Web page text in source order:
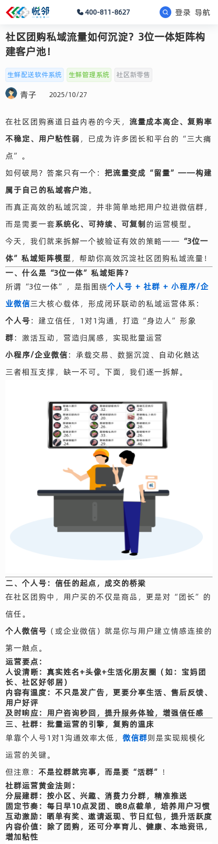
400-811-8627 登录 导航
社区团购私域流量如何沉淀？3位一体矩阵构
建客户池！
生鲜配送软件系统 生鲜管理系统 社区新零售
青子 2025/10/27
在社区团购赛道日益内卷的今天， 流量成本高企、复购率
不稳定、用户粘性弱 ，已成为许多团长和平台的“三大痛
点”。
如何破局？答案只有一个： 把流量变成“留量”——构建
属于自己的私域客户池。
而真正高效的私域沉淀，并非简单地把用户拉进微信群，
而是需要一套系统化、可持续、可复制的运营模型。
今天，我们就来拆解一个被验证有效的策略—— “3位一
体”私域矩阵模型，帮助你高效沉淀社区团购私域流量！
一、什么是“3位一体”私域矩阵？
所谓“3位一体”，是指围绕个人号 + 社群 + 小程序/企
业微信三大核心载体，形成闭环联动的私域运营体系：
个人号：建立信任，1对1沟通，打造“身边人”形象
群：激活互动，营造归属感，实现批量运营
小程序/企业微信：承载交易、数据沉淀、自动化触达
三者相互支撑，缺一不可。下面，我们逐一拆解。
二、个人号：信任的起点，成交的桥梁
在社区团购中，用户买的不仅是商品，更是对“团长”的
信任。
个人微信号 （或企业微信）就是你与用户建立情感连接的
第一触点。
运营要点：
人设清晰：真实姓名+头像+生活化朋友圈（如：宝妈团
长、社区好邻居）
内容有温度：不只是发广告，更要分享生活、售后反馈、
用户好评
及时响应：用户咨询秒回，提升服务体验，增强信任感
三、社群：批量运营的引擎，复购的温床
单靠个人号1对1沟通效率太低， 微信群则是实现规模化
运营的关键。
但注意： 不是拉群就完事，而是要“活群” ！
社群运营黄金法则：
分层建群：按小区、兴趣、消费力分群，精准推送
固定节奏：每日早10点发团、晚8点截单，培养用户习惯
互动激励 ：晒单有奖、邀请返现、节日红包，提升活跃度
内容价值：除了团购，还可分享育儿、健康、本地资讯，
增加粘性